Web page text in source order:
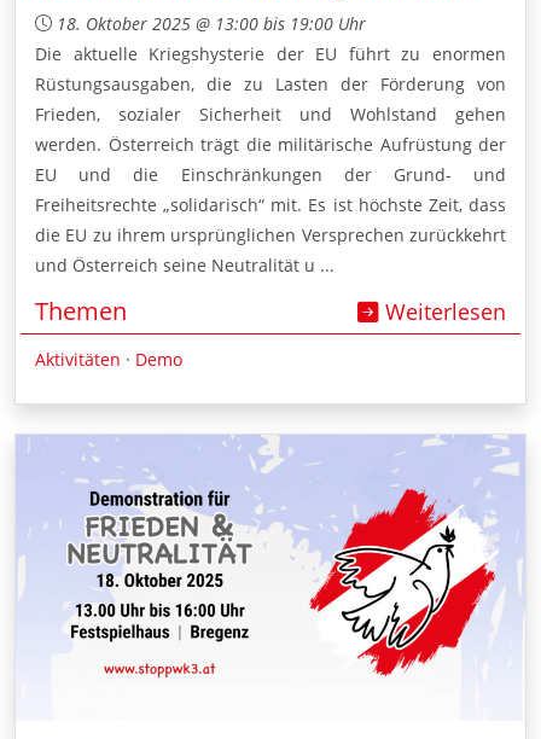
18. Oktober 2025 @ 13:00 bis 19:00 Uhr
Die aktuelle Kriegshysterie der EU führt zu enormen
Rüstungsausgaben, die zu Lasten der Förderung von
Frieden, sozialer Sicherheit und Wohlstand gehen
werden. Österreich trägt die militärische Aufrüstung der
EU und die Einschränkungen der Grund- und
Freiheitsrechte „solidarisch“ mit. Es ist höchste Zeit, dass
die EU zu ihrem ursprünglichen Versprechen zurückkehrt
und Österreich seine Neutralität u ...
Themen Weiterlesen
Aktivitäten · Demo